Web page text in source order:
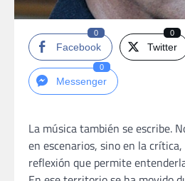
Facebook
0
Twitter
0
Messenger
0
La música también se escribe.
en escenarios, sino en la
reflexión que permite